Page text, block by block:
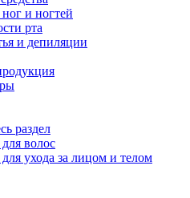
и ногтей
рта
и депиляции
раздел
волос
ухода за лицом и телом